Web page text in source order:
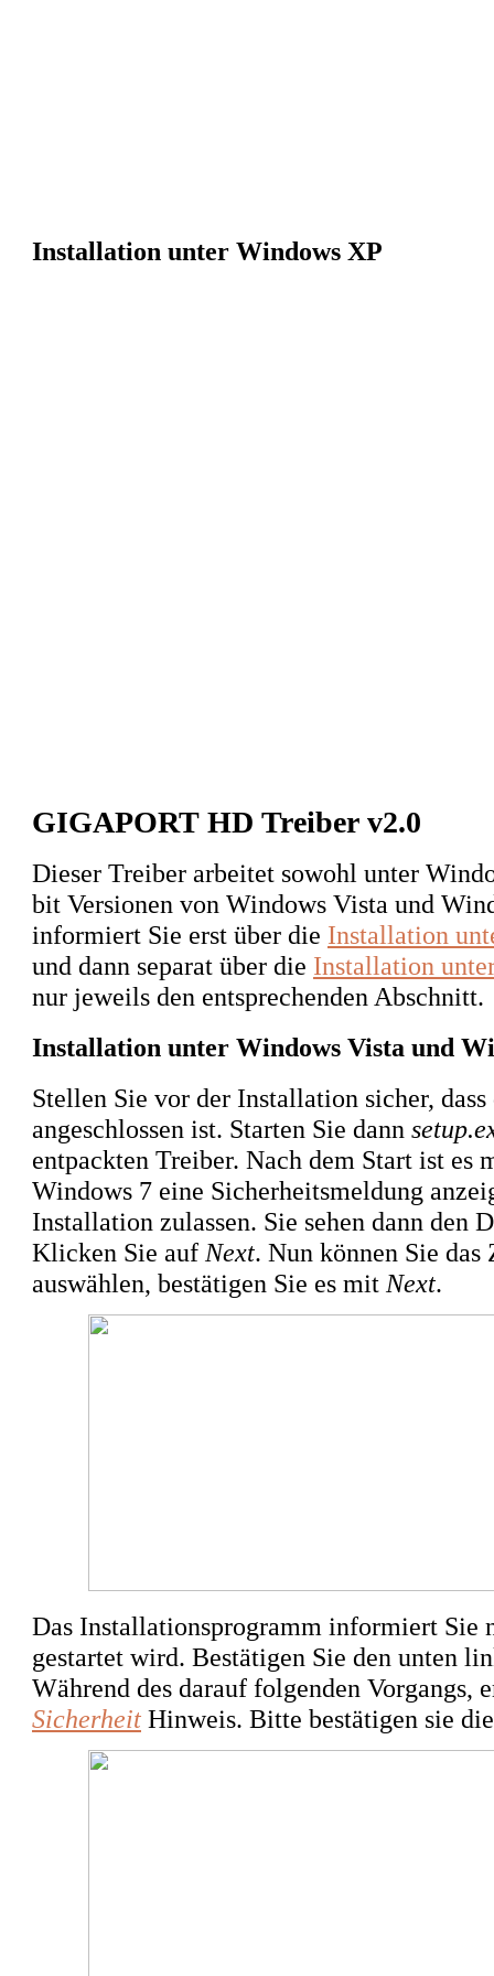
Installation unter Windows XP
GIGAPORT HD Treiber v2.0
Dieser Treiber arbeitet sowohl unter
bit Versionen von Windows Vista und
informiert Sie erst über die Installation
und dann separat über die Installation
nur jeweils den entsprechenden Abschnitt.
Installation unter Windows Vista und
Stellen Sie vor der Installation sicher,
angeschlossen ist. Starten Sie dann
entpackten Treiber. Nach dem Start ist es
Windows 7 eine Sicherheitsmeldung
Installation zulassen. Sie sehen dann den
Klicken Sie auf Next. Nun können Sie
auswählen, bestätigen Sie es mit Next.
Das Installationsprogramm informiert Sie
gestartet wird. Bestätigen Sie den unten
Während des darauf folgenden Vorgangs,
Sicherheit Hinweis. Bitte bestätigen sie